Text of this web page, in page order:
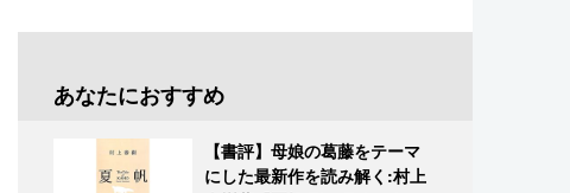
あなたにおすすめ
【書評】母娘の葛藤をテーマ
にした最新作を読み解く:村上